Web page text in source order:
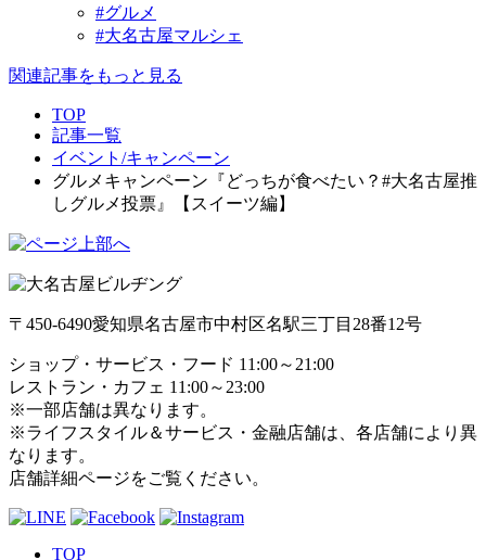
#グルメ
#大名古屋マルシェ
関連記事をもっと見る
TOP
記事一覧
イベント/キャンペーン
グルメキャンペーン『どっちが食べたい？#大名古屋推
しグルメ投票』【スイーツ編】
〒450-6490愛知県名古屋市中村区名駅三丁目28番12号
ショップ・サービス・フード 11:00～21:00
レストラン・カフェ 11:00～23:00
※一部店舗は異なります。
※ライフスタイル＆サービス・金融店舗は、各店舗により異
なります。
店舗詳細ページをご覧ください。
TOP